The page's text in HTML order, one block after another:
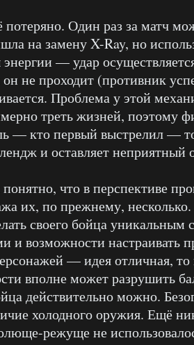
потеряно. Один раз за матч
на замену X-Ray, но
— удар
он не проходит (противник
Проблема у этой
треть жизней, поэтому
— кто первый выстрелил —
и оставляет неприятный
что в перспективе
их, по прежнему, несколько.
своего бойца
и возможности настраивать
— идея отличная, то
вполне может разрушить
действительно можно.
холодного оружия. Ещё
режуще не